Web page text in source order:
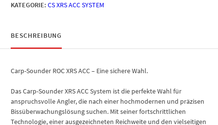
KATEGORIE: CS XRS ACC SYSTEM
BESCHREIBUNG
Carp-Sounder ROC XRS ACC – Eine sichere Wahl.
Das Carp-Sounder XRS ACC System ist die perfekte Wahl für
anspruchsvolle Angler, die nach einer hochmodernen und präzisen
Bissüberwachungslösung suchen. Mit seiner fortschrittlichen
Technologie, einer ausgezeichneten Reichweite und den vielseitigen